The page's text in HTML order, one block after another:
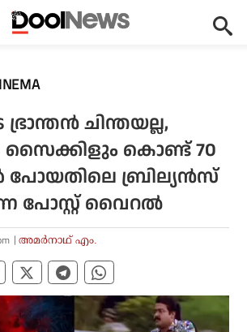
ചിന്തയല്ല,
സൈക്കിളും കൊണ്ട് 70
പോയതിലെ ബ്രില്യന്‍സ്
പോസ്റ്റ് വൈറല്‍
അമര്‍നാഥ് എം.